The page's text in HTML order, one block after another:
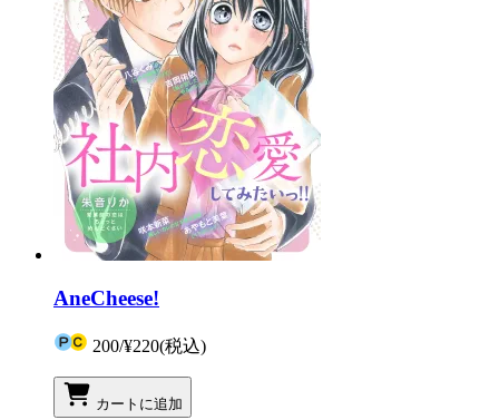
AneCheese!
200/¥220(税込)
カートに追加